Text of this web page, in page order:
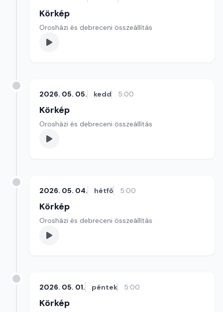
Körkép
Orosházi és debreceni összeállítás
2026. 05. 05. kedd 5:00
Körkép
Orosházi és debreceni összeállítás
2026. 05. 04. hétfő 5:00
Körkép
Orosházi és debreceni összeállítás
2026. 05. 01. péntek 5:00
Körkép